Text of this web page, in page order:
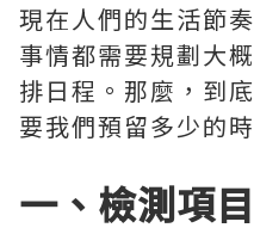
現在人們的生活節
事情都需要規劃大
排日程。那麼，到
要我們預留多少的
一、檢測項